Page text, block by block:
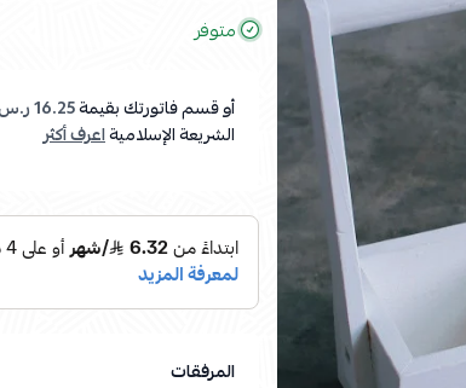
متوفر
أو قسم فاتورتك بقيمة16.25 ر.س
الشريعة الإسلاميةاعرف أكثر
المرفقات